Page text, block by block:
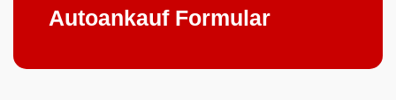
Autoankauf Formular